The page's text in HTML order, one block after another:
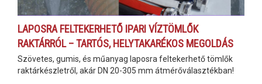
LAPOSRA FELTEKERHETŐ IPARI VÍZTÖMLŐK
RAKTÁRRÓL – TARTÓS, HELYTAKARÉKOS MEGOLDÁS
Szövetes, gumis, és műanyag laposra feltekerhető tömlők
raktárkészletről, akár DN 20-305 mm átmérőválasztékban!